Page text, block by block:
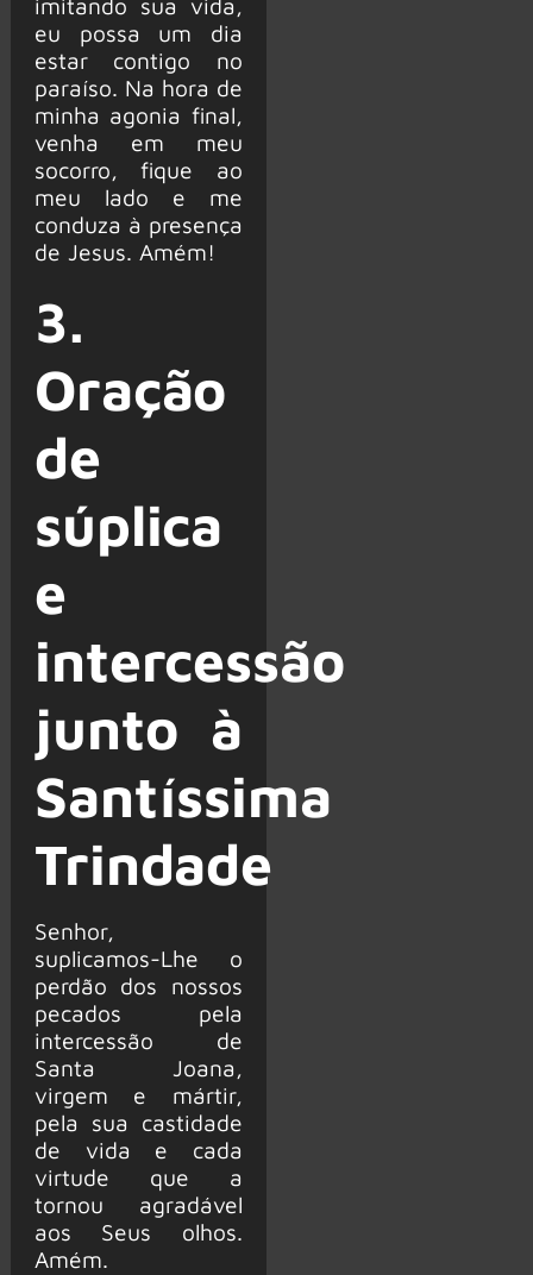
eu possa um dia
estar contigo no
paraíso. Na hora de
minha agonia final,
venha em meu
socorro, fique ao
meu lado e me
conduza à presença
de Jesus. Amém!
3.
Oração
de
súplica
e
intercessão
junto à
Santíssima
Trindade
Senhor,
suplicamos-Lhe o
perdão dos nossos
pecados pela
intercessão de
Santa Joana,
virgem e mártir,
pela sua castidade
de vida e cada
virtude que a
tornou agradável
aos Seus olhos.
Amém.